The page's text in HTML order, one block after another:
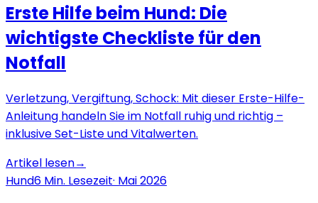
Erste Hilfe beim Hund: Die
wichtigste Checkliste für den
Notfall
Verletzung, Vergiftung, Schock: Mit dieser Erste-Hilfe-
Anleitung handeln Sie im Notfall ruhig und richtig –
inklusive Set-Liste und Vitalwerten.
Artikel lesen→
Hund6 Min. Lesezeit· Mai 2026